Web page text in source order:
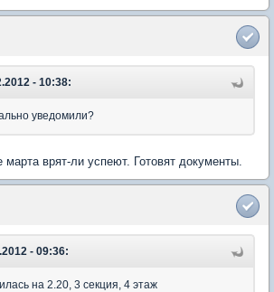
- 10:38:
уведомили?
врят-ли успеют. Готовят документы.
- 09:36:
на 2.20, 3 секция, 4 этаж